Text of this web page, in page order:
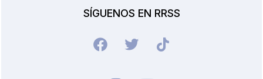
SÍGUENOS EN RRSS